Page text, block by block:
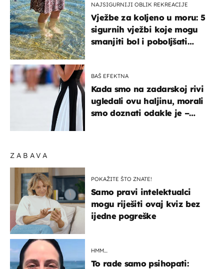
ZABAVA
POKAŽITE ŠTO ZNATE!
Samo pravi intelektualci
mogu riješiti ovaj kviz bez
ijedne pogreške
HMM…
To rade samo psihopati:
NAJSIGURNIJI OBLIK REKREACIJE
Vježbe za koljeno u moru: 5
sigurnih vježbi koje mogu
smanjiti bol i poboljšati
BAŠ EFEKTNA
Kada smo na zadarskoj rivi
ugledali ovu haljinu, morali
smo doznati odakle je –